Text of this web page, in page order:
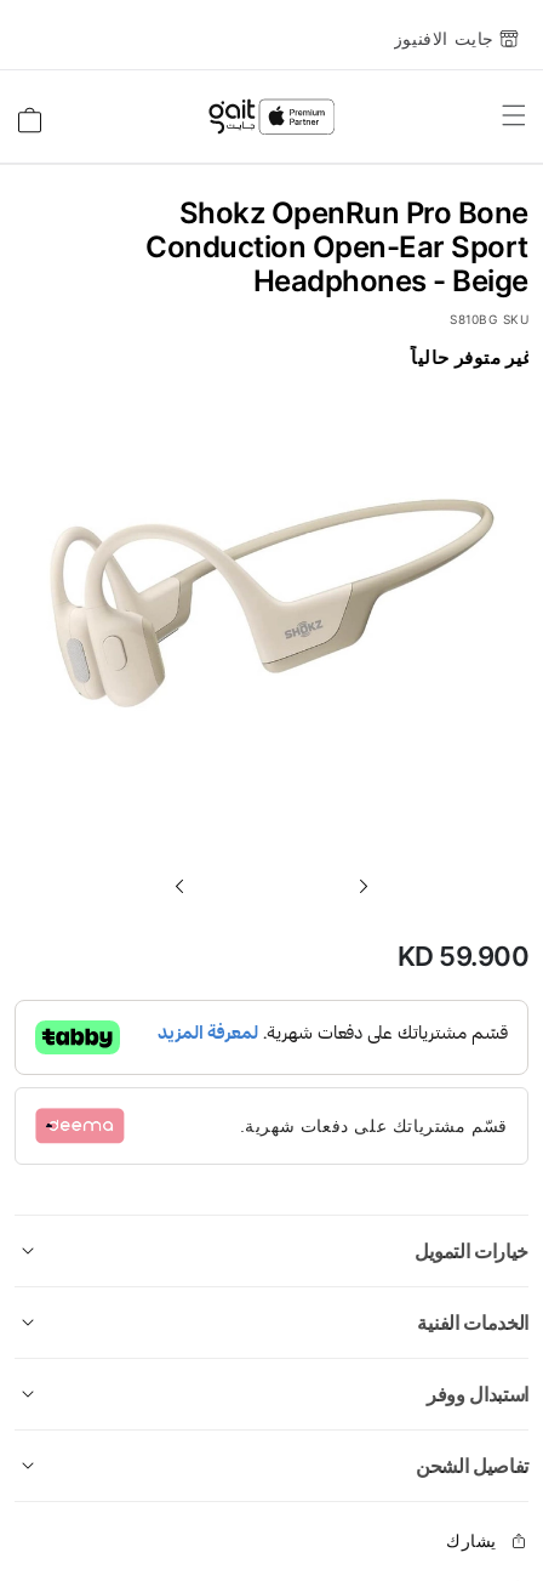
جايت الافنيوز
Toggle
Shokz OpenRun Pro Bone
Conduction Open-Ear Sport
Headphones - Beige
SKU
S810BG
انتقل
إلى
غير متوفر حالياً
معرض
KD 59.900
قسّم مشترياتك على دفعات شهرية.
خيارات التمويل
الخدمات الفنية
استبدال ووفر
تفاصيل الشحن
يشارك